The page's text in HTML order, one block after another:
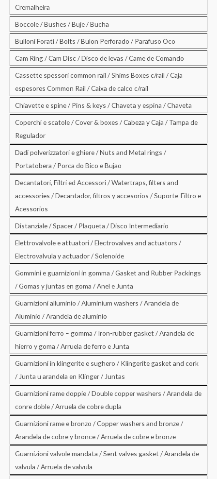
Cremalheira
Boccole / Bushes / Buje / Bucha
Bulloni Forati / Bolts / Bulon Perforado / Parafuso Oco
Cam Ring / Cam Disc / Disco de levas / Came de Comando
Cassette spessori common rail / Shims Boxes c/rail / Caja
espesores Common Rail / Caixa de calco c/rail
Chiavette e spine / Pins & keys / Chaveta y espina / Chaveta
Coperchi e scatole / Cover & boxes / Cabeza y Caja / Tampa de
Regulador
Dadi polverizzatori e ghiere / Nuts and Metal rings /
Portatobera / Porca do Bico e Bujao
Decantatori, Filtri ed Accessori / Watertraps, filters and
accessories / Decantador, filtros y accesorios / Suporte-Filtro e
Acessorios
Distanziale / Spacer / Plaqueta / Disco Intermediario
Elettrovalvole e attuatori / Electrovalves and actuators /
Electrovalvula y actuador / Solenoide
Gommini e guarnizioni in gomma / Gasket and Rubber Packings
/ Gomas y juntas en goma / Anel e Junta
Guarnizioni alluminio / Aluminium washers / Arandela de
Aluminio / Arandela de aluminio
Guarnizioni ferro – gomma / Iron-rubber gasket / Arandela de
hierro y goma / Arruela de ferro e Junta
Guarnizioni in klingerite e sughero / Klingerite gasket and cork
/ Junta u arandela en Klinger / Juntas
Guarnizioni rame doppie / Double copper washers / Arandela de
conre doble / Arruela de cobre dupla
Guarnizioni rame e bronzo / Copper washers and bronze /
Arandela de cobre y bronce / Arruela de cobre e bronze
Guarnizioni valvole mandata / Sent valves gasket / Arandela de
valvula / Arruela de valvula